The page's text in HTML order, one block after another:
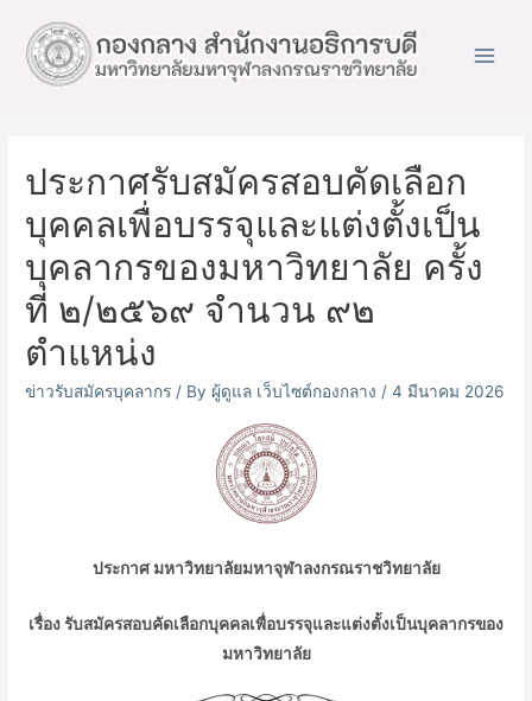
ประกาศรับสมัครสอบคัดเลือก
บุคคลเพื่อบรรจุและแต่งตั้งเป็น
บุคลากรของมหาวิทยาลัย ครั้ง
ที่ ๒/๒๕๖๙ จำนวน ๙๒
ตำแหน่ง
ข่าวรับสมัครบุคลากร / By ผู้ดูแล เว็บไซต์กองกลาง /4 มีนาคม 2026
ประกาศ มหาวิทยาลัยมหาจุฬาลงกรณราชวิทยาลัย
เรื่อง รับสมัครสอบคัดเลือกบุคคลเพื่อบรรจุและแต่งตั้งเป็นบุคลากรของ
มหาวิทยาลัย